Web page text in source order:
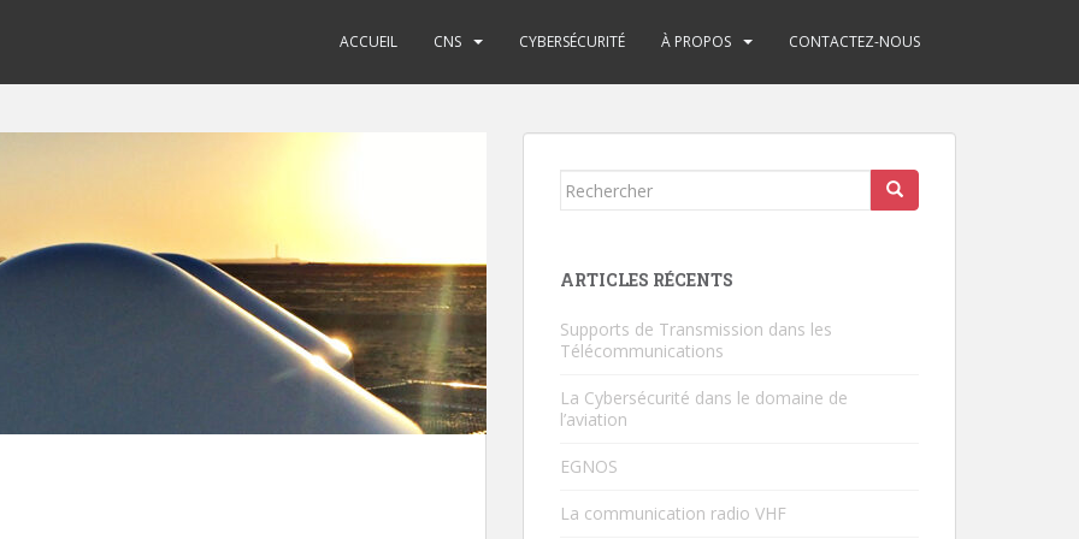
ACCUEIL CNS CYBERSÉCURITÉ À PROPOS CONTACTEZ-NOUS
Rechercher...
ARTICLES RÉCENTS
Supports de Transmission dans les
Télécommunications
La Cybersécurité dans le domaine de
l’aviation
EGNOS
La communication radio VHF